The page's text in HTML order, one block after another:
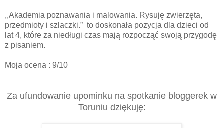
,,Akademia poznawania i malowania. Rysuję zwierzęta,
przedmioty i szlaczki.” to doskonała pozycja dla dzieci od
lat 4, które za niedługi czas mają rozpocząć swoją przygodę
z pisaniem.
Moja ocena : 9/10
Za ufundowanie upominku na spotkanie bloggerek w
Toruniu dziękuję: